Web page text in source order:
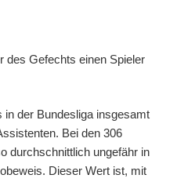
des Gefechts einen Spieler
in der Bundesliga insgesamt
Bei den 306
durchschnittlich ungefähr in
Dieser Wert ist, mit